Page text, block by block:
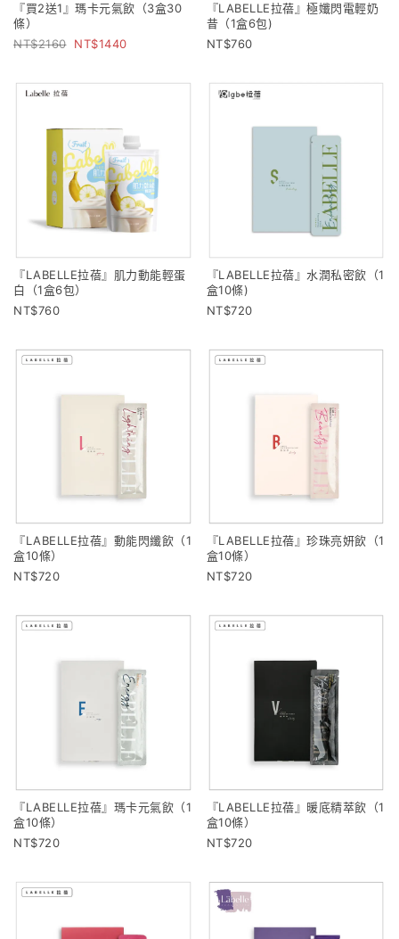
『買2送1』瑪卡元氣飲（3盒30
條）
2160
1440
『LABELLE拉蓓』極孅閃電輕奶
昔（1盒6包)
760
『LABELLE拉蓓』肌力動能輕蛋
白（1盒6包）
760
『LABELLE拉蓓』水潤私密飲（1
盒10條)
720
『LABELLE拉蓓』動能閃纖飲（1
盒10條）
720
『LABELLE拉蓓』珍珠亮妍飲（1
盒10條）
720
『LABELLE拉蓓』瑪卡元氣飲（1
盒10條）
720
『LABELLE拉蓓』暖底精萃飲（1
盒10條）
720